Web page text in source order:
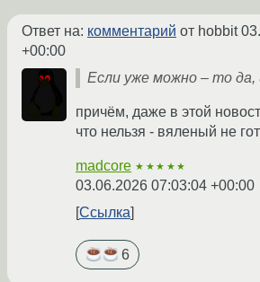
Ответ на: комментарий от hobbit
+00:00
Если уже можно – то да,
причём, даже в этой
что нельзя - вяленый не
madcore ★★★★★
03.06.2026 07:03:04 +00:00
Ссылка
6